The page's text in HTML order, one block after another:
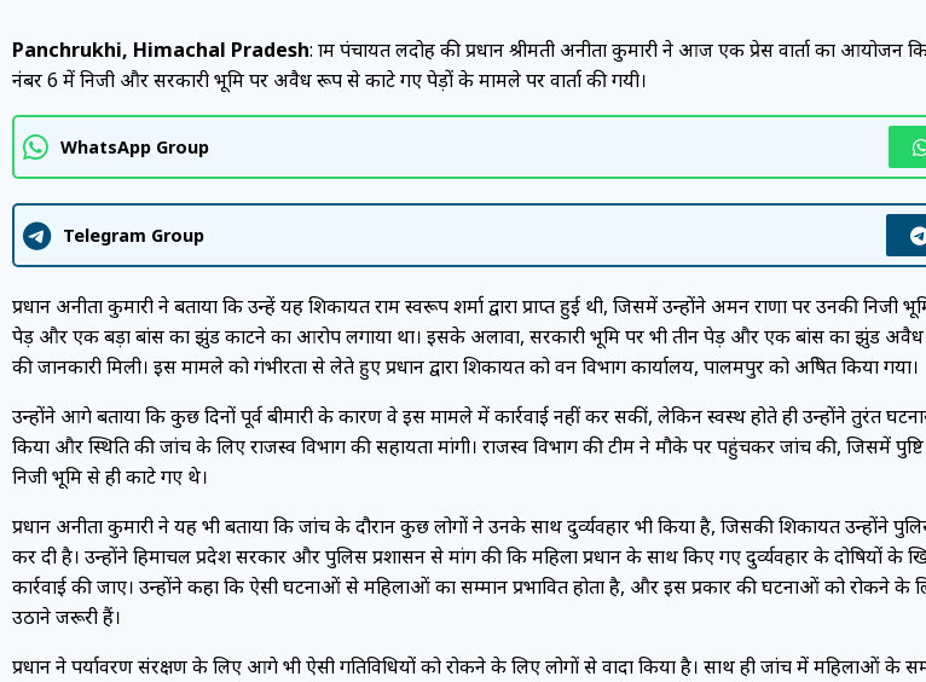
Panchrukhi, Himachal Pradesh: ग्राम पंचायत लदोह की प्रधान श्रीमती अनीता कुमारी ने आज एक प्रेस वार्ता का आयोजन
नंबर 6 में निजी और सरकारी भूमि पर अवैध रूप से काटे गए पेड़ों के मामले पर वार्ता की गयी।
WhatsApp Group
Telegram Group
प्रधान अनीता कुमारी ने बताया कि उन्हें यह शिकायत राम स्वरूप शर्मा द्वारा प्राप्त हुई थी, जिसमें उन्होंने अमन राणा पर उनकी निजी
पेड़ और एक बड़ा बांस का झुंड काटने का आरोप लगाया था। इसके अलावा, सरकारी भूमि पर भी तीन पेड़ और एक बांस का झुंड
की जानकारी मिली। इस मामले को गंभीरता से लेते हुए प्रधान द्वारा शिकायत को वन विभाग कार्यालय, पालमपुर को अग्रेषित किया गया।
उन्होंने आगे बताया कि कुछ दिनों पूर्व बीमारी के कारण वे इस मामले में कार्रवाई नहीं कर सकीं, लेकिन स्वस्थ होते ही उन्होंने तुरंत
किया और स्थिति की जांच के लिए राजस्व विभाग की सहायता मांगी। राजस्व विभाग की टीम ने मौके पर पहुंचकर जांच की, जिसमें
निजी भूमि से ही काटे गए थे।
प्रधान अनीता कुमारी ने यह भी बताया कि जांच के दौरान कुछ लोगों ने उनके साथ दुर्व्यवहार भी किया है, जिसकी शिकायत उन्होंने
कर दी है। उन्होंने हिमाचल प्रदेश सरकार और पुलिस प्रशासन से मांग की कि महिला प्रधान के साथ किए गए दुर्व्यवहार के दोषियों के
कार्रवाई की जाए। उन्होंने कहा कि ऐसी घटनाओं से महिलाओं का सम्मान प्रभावित होता है, और इस प्रकार की घटनाओं को रोकने
उठाने जरूरी हैं।
प्रधान ने पर्यावरण संरक्षण के लिए आगे भी ऐसी गतिविधियों को रोकने के लिए लोगों से वादा किया है। साथ ही जांच में महिलाओं के